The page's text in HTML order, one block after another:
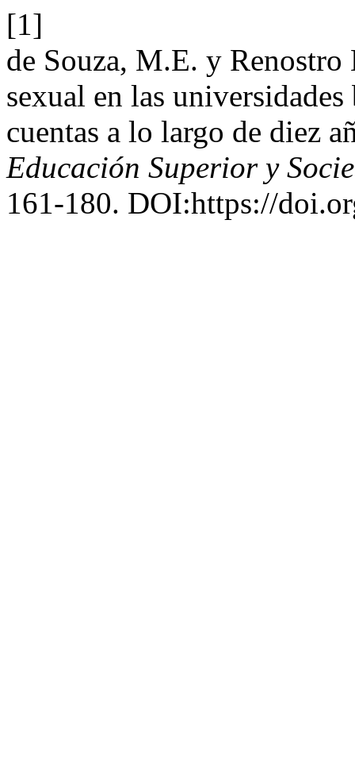
[1]
de Souza, M.E. y
sexual en las
cuentas a lo largo de diez
Educación Superior y
161-180. DOI:https://